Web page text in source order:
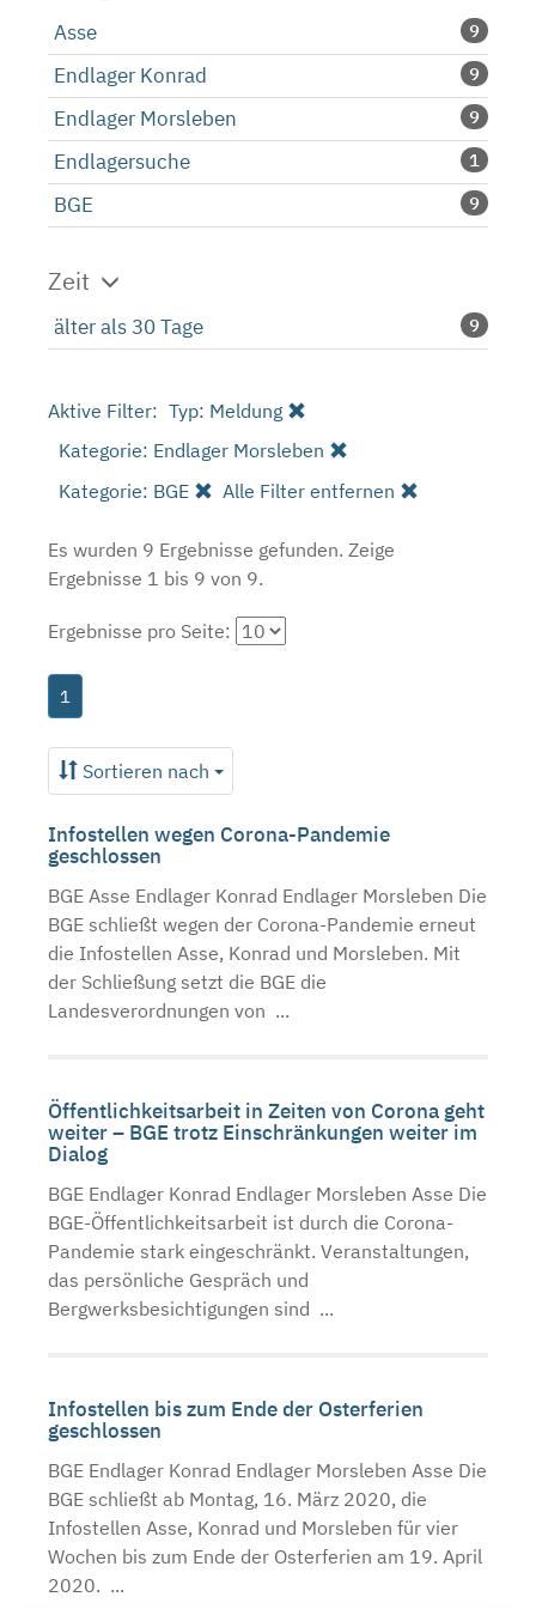
Asse 9
Endlager Konrad 9
Endlager Morsleben 9
Endlagersuche 1
BGE 9
Zeit
älter als 30 Tage 9
Aktive Filter: Typ: Meldung
Kategorie: Endlager Morsleben
Kategorie: BGE
Alle Filter entfernen
Es wurden 9 Ergebnisse gefunden. Zeige
Ergebnisse 1 bis 9 von 9.
Ergebnisse pro Seite:
1
Sortieren nach
Infostellen wegen Corona-Pandemie
geschlossen
BGE Asse Endlager Konrad Endlager Morsleben Die
BGE schließt wegen der Corona-Pandemie erneut
die Infostellen Asse, Konrad und Morsleben. Mit
der Schließung setzt die BGE die
Landesverordnungen von ...
Öffentlichkeitsarbeit in Zeiten von Corona geht
weiter – BGE trotz Einschränkungen weiter im
Dialog
BGE Endlager Konrad Endlager Morsleben Asse Die
BGE-Öffentlichkeitsarbeit ist durch die Corona-
Pandemie stark eingeschränkt. Veranstaltungen,
das persönliche Gespräch und
Bergwerksbesichtigungen sind ...
Infostellen bis zum Ende der Osterferien
geschlossen
BGE Endlager Konrad Endlager Morsleben Asse Die
BGE schließt ab Montag, 16. März 2020, die
Infostellen Asse, Konrad und Morsleben für vier
Wochen bis zum Ende der Osterferien am 19. April
2020. ...